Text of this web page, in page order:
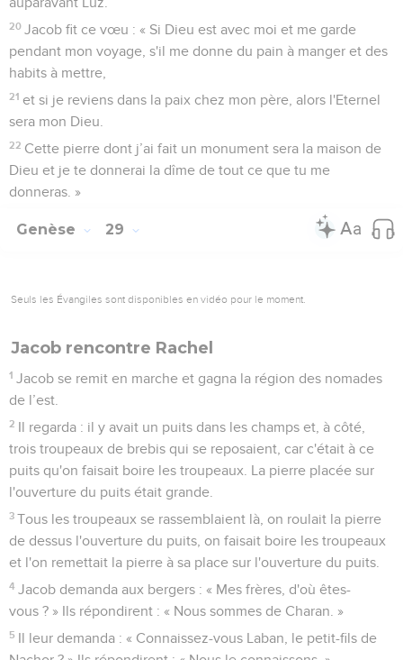
20 Jacob fit ce vœu : « Si Dieu est avec moi et me garde
pendant mon voyage, s'il me donne du pain à manger et des
habits à mettre,
21 et si je reviens dans la paix chez mon père, alors l'Eternel
sera mon Dieu.
22 Cette pierre dont j’ai fait un monument sera la maison de
Dieu et je te donnerai la dîme de tout ce que tu me
donneras. »
Genèse 29
Seuls les Évangiles sont disponibles en vidéo pour le moment.
Jacob rencontre Rachel
1 Jacob se remit en marche et gagna la région des nomades
de l’est.
2 Il regarda : il y avait un puits dans les champs et, à côté,
trois troupeaux de brebis qui se reposaient, car c'était à ce
puits qu'on faisait boire les troupeaux. La pierre placée sur
l'ouverture du puits était grande.
3 Tous les troupeaux se rassemblaient là, on roulait la pierre
de dessus l'ouverture du puits, on faisait boire les troupeaux
et l'on remettait la pierre à sa place sur l'ouverture du puits.
4 Jacob demanda aux bergers : « Mes frères, d'où êtes-
vous ? » Ils répondirent : « Nous sommes de Charan. »
5 Il leur demanda : « Connaissez-vous Laban, le petit-fils de